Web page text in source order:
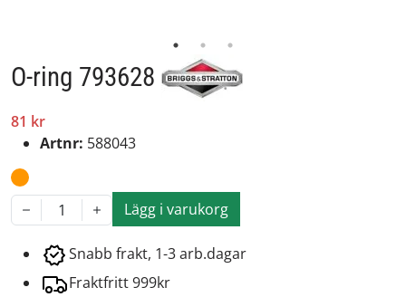
O-ring 793628
81 kr
Artnr: 588043
1 Lägg i varukorg
Snabb frakt, 1-3 arb.dagar
Fraktfritt 999kr